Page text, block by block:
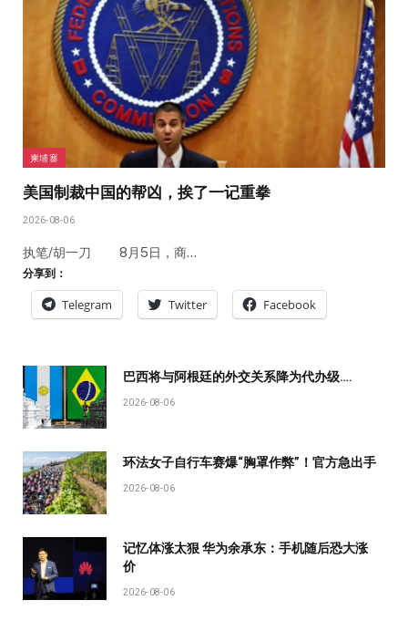
柬埔寨
美国制裁中国的帮凶，挨了一记重拳
2026-08-06
执笔/胡一刀 8月5日，商…
分享到：
Telegram Twitter Facebook
巴西将与阿根廷的外交关系降为代办级….
2026-08-06
环法女子自行车赛爆“胸罩作弊”！官方急出手
2026-08-06
记忆体涨太狠 华为余承东：手机随后恐大涨
价
2026-08-06